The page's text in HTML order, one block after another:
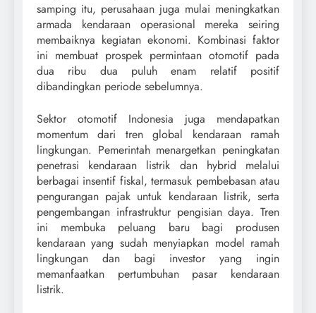
samping itu, perusahaan juga mulai meningkatkan
armada kendaraan operasional mereka seiring
membaiknya kegiatan ekonomi. Kombinasi faktor
ini membuat prospek permintaan otomotif pada
dua ribu dua puluh enam relatif positif
dibandingkan periode sebelumnya.
Sektor otomotif Indonesia juga mendapatkan
momentum dari tren global kendaraan ramah
lingkungan. Pemerintah menargetkan peningkatan
penetrasi kendaraan listrik dan hybrid melalui
berbagai insentif fiskal, termasuk pembebasan atau
pengurangan pajak untuk kendaraan listrik, serta
pengembangan infrastruktur pengisian daya. Tren
ini membuka peluang baru bagi produsen
kendaraan yang sudah menyiapkan model ramah
lingkungan dan bagi investor yang ingin
memanfaatkan pertumbuhan pasar kendaraan
listrik.